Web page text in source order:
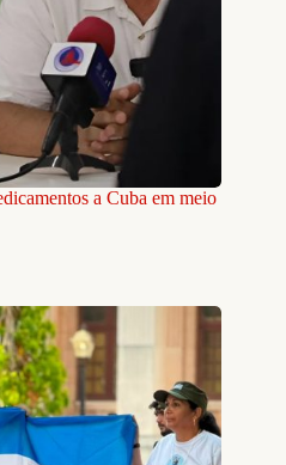
a Cuba em meio